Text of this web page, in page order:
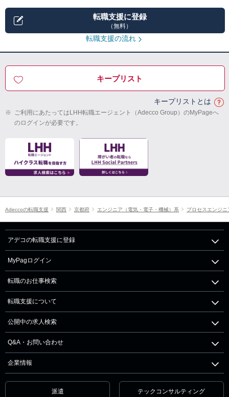
転職支援に登録
（無料）
転職支援の流れ
キープリスト
キープリストとは
※ ご利用にあたってはLHH転職エージェント（Adecco Group）のMyPageへ
のログインが必要です。
Adeccoの転職支援 関西 京都府 エンジニア（電気・電子・機械）系 プロセスエンジ
アデコの転職支援に登録
MyPagログイン
転職のお仕事検索
転職支援について
公開中の求人検索
Q&A・お問い合わせ
企業情報
派遣 テックコンサルティング